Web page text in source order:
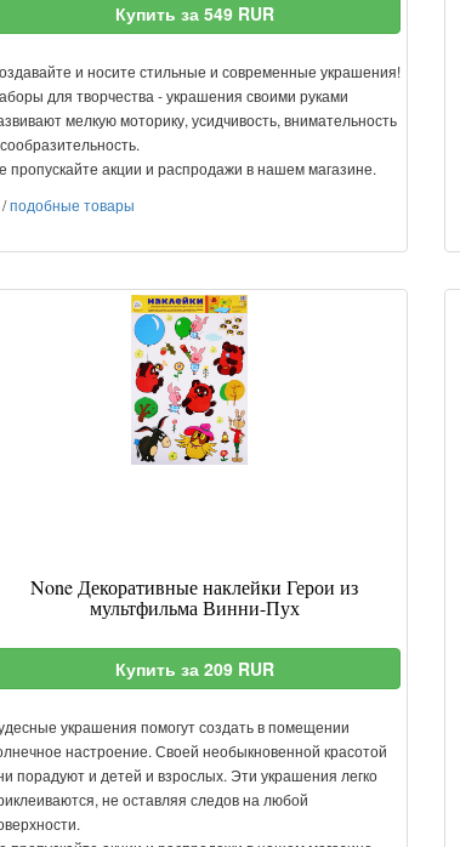
Купить за 549 RUR
и носите стильные и современные украшения!
для творчества - украшения своими руками
мелкую моторику, усидчивость, внимательность
пропускайте акции и распродажи в нашем магазине.
/подобные товары
None Декоративные наклейки Герои из
мультфильма Винни-Пух
Купить за 209 RUR
украшения помогут создать в помещении
настроение. Своей необыкновенной красотой
порадуют и детей и взрослых. Эти украшения легко
не оставляя следов на любой